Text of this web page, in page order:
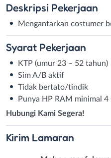
Deskripsi Pekerjaan
Mengantarkan costumer
Syarat Pekerjaan
KTP (umur 23 – 52 tahun)
Sim A/B aktif
Tidak bertato/tindik
Punya HP RAM minimal 4
Hubungi Kami Segera!
Kirim Lamaran